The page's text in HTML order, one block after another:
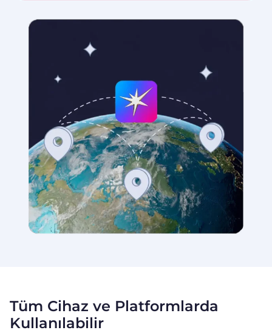
Tüm Cihaz ve Platformlarda
Kullanılabilir